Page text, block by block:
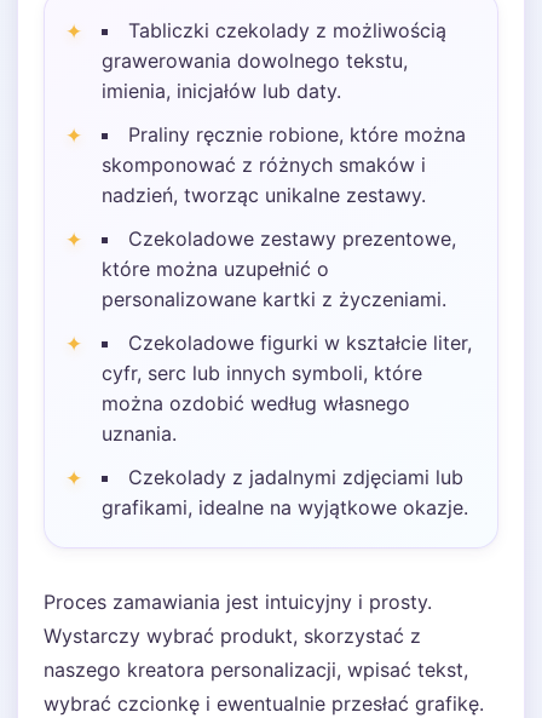
Tabliczki czekolady z możliwością
grawerowania dowolnego tekstu,
imienia, inicjałów lub daty.
Praliny ręcznie robione, które można
skomponować z różnych smaków i
nadzień, tworząc unikalne zestawy.
Czekoladowe zestawy prezentowe,
które można uzupełnić o
personalizowane kartki z życzeniami.
Czekoladowe figurki w kształcie liter,
cyfr, serc lub innych symboli, które
można ozdobić według własnego
uznania.
Czekolady z jadalnymi zdjęciami lub
grafikami, idealne na wyjątkowe okazje.
Proces zamawiania jest intuicyjny i prosty.
Wystarczy wybrać produkt, skorzystać z
naszego kreatora personalizacji, wpisać tekst,
wybrać czcionkę i ewentualnie przesłać grafikę.